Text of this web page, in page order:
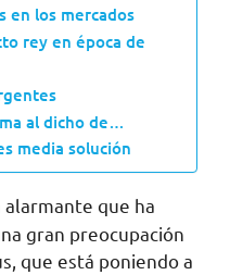
en los mercados
rey en época de
al dicho de…
media solución
alarmante que ha
gran preocupación
que está poniendo a